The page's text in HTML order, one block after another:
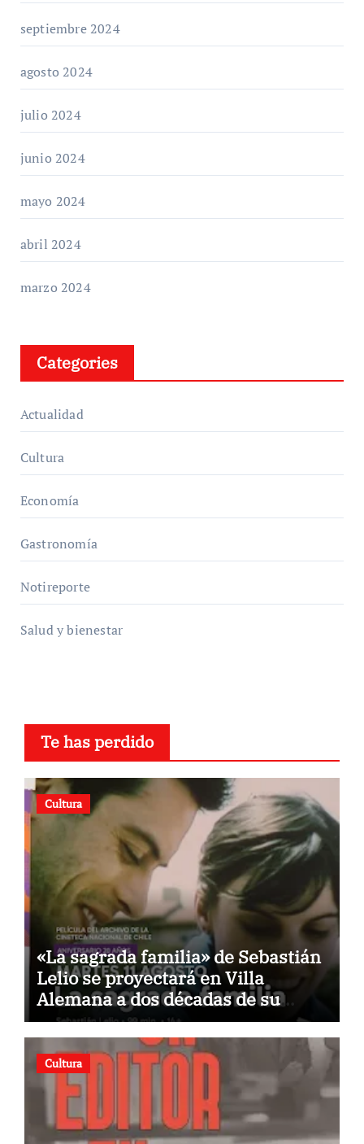
septiembre 2024
agosto 2024
julio 2024
junio 2024
mayo 2024
abril 2024
marzo 2024
Categories
Actualidad
Cultura
Economía
Gastronomía
Notireporte
Salud y bienestar
Te has perdido
Cultura
«La sagrada familia» de Sebastián
Lelio se proyectará en Villa
Alemana a dos décadas de su
estreno
Cultura